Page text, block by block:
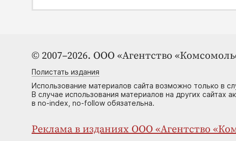
© 2007–2026. ООО «Агентство
Полистать издания
Использование материалов сайта возможно только в
В случае использования материалов на других сайтах
в no-index, no-follow обязательна.
Реклама в изданиях ООО «Агентство